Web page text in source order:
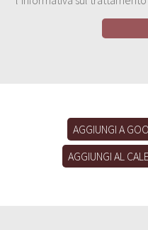
AGGIUNGI A
AGGIUNGI AL